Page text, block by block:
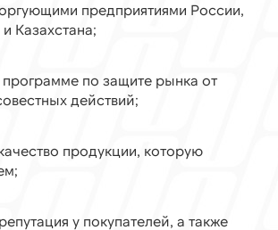
предприятиями России,
Казахстана;
программе по защите рынка от
действий;
продукции, которую
у покупателей, а также